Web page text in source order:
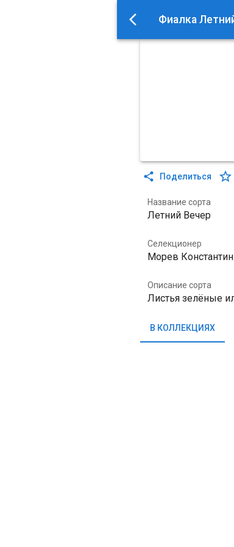
Фиалка
Поделиться
Название сорта
Летний Вечер
Селекционер
Морев Константин
Описание сорта
Листья зелёные
В КОЛЛЕКЦИЯХ